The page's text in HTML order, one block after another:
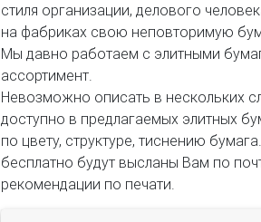
стиля организации, делового
на фабриках свою неповторимую
Мы давно работаем с элитными
ассортимент.
Невозможно описать в нескольких
доступно в предлагаемых элитных
по цвету, структуре, тиснению
бесплатно будут высланы Вам по
рекомендации по печати.